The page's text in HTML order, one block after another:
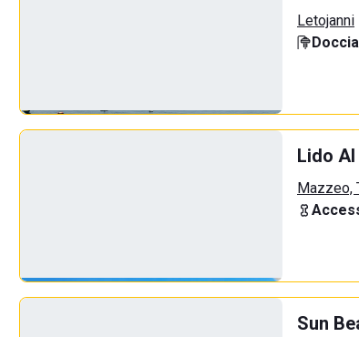
Letojanni
Lido
Mazzeo,
Sun